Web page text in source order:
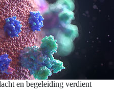
en begeleiding verdient